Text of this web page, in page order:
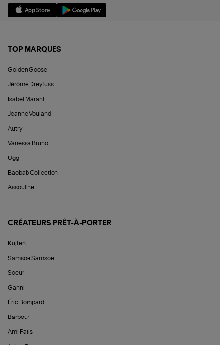
TOP MARQUES
Golden Goose
Jérôme Dreyfuss
Isabel Marant
Jeanne Vouland
Autry
Vanessa Bruno
Ugg
Baobab Collection
Assouline
CRÉATEURS PRÊT-À-PORTER
Kujten
Samsoe Samsoe
Soeur
Ganni
Éric Bompard
Barbour
Ami Paris